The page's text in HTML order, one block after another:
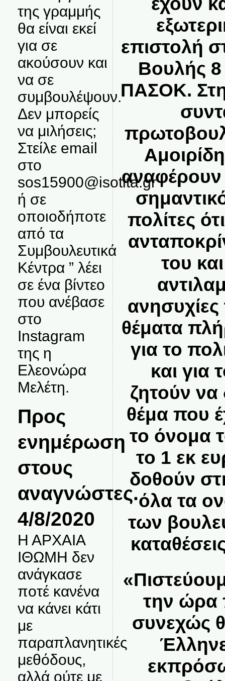
της γραμμής
θα είναι εκεί
για σε
ακούσουν και
να σε
συμβουλέψουν.
Δεν μπορείς
να μιλήσεις;
Στείλε email
στο
sos15900@isotita.gr
ή σε
οποιοδήποτε
από τα
Συμβουλευτικά
Κέντρα ” λέει
σε ένα βίντεο
που ανέβασε
στο
Instagram
της η
Ελεονώρα
Μελέτη.
Προς
ενημέρωση
στους
αναγνώστες.
4/8/2020
Η ΑΡΧΑΙΑ
ΙΘΩΜΗ δεν
ανάγκασε
ποτέ κανένα
να κάνει κάτι
με
παραπλανητικές
μεθόδους,
αλλά ούτε με
επιστολή
Βουλής 8
ΠΑΣΟΚ.
αναφέρουν
πολίτες
του
θέματα
για το
και για
ζητούν να
θέμα που
το όνομα
το 1 εκ
δοθούν
όλα τα
των
την ώρα
συνεχώς